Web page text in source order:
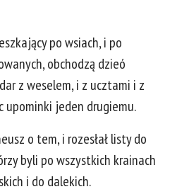
po wsiach, i po
obchodzą dzieó
z weselem, i z ucztami i z
upominki jeden drugiemu.
o tem, i rozesłał listy do
byli po wszystkich krainach
i do dalekich.